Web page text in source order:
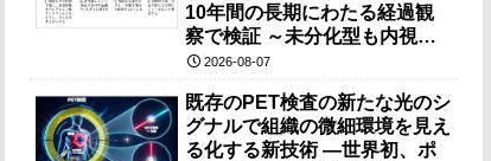
10年間の長期にわたる経過観
察で検証 ～未分化型も内視鏡
治療で胃の温存が可能～
2026-08-07
既存のPET検査の新たな光のシ
グナルで組織の微細環境を見え
る化する新技術 ―世界初、ポ